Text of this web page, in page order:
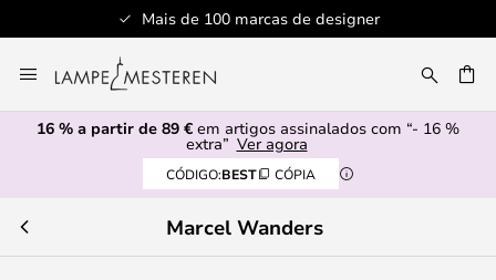
Mais de 100 marcas de designer
para
o
Conteúdo
16 % a partir de 89 € em artigos assinalados com “- 16 %
extra” Ver agora
CÓDIGO:BEST CÓPIA
Marcel Wanders